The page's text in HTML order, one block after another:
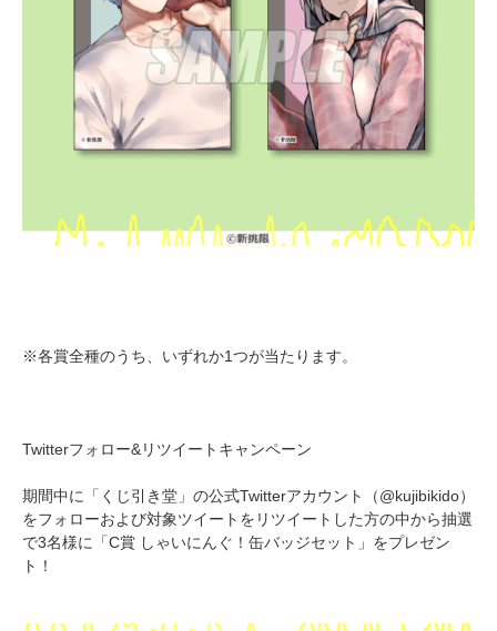
※各賞全種のうち、いずれか1つが当たります。
Twitterフォロー&リツイートキャンペーン
期間中に「くじ引き堂」の公式Twitterアカウント（@kujibikido）
をフォローおよび対象ツイートをリツイートした方の中から抽選
で3名様に「C賞 しゃいにんぐ！缶バッジセット」をプレゼン
ト！